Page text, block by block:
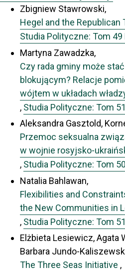
Zbigniew Stawrowski,
Hegel and the Republican
Studia Polityczne: Tom 49
Martyna Zawadzka,
Czy rada gminy może
blokującym? Relacje
wójtem w układach
, Studia Polityczne: Tom
Aleksandra Gasztold,
Przemoc seksualna
w wojnie rosyjsko-
, Studia Polityczne: Tom
Natalia Bahlawan,
Flexibilities and
the New Communities in
, Studia Polityczne: Tom
Elżbieta Lesiewicz, Agata
Barbara Jundo-
The Three Seas Initiative ,